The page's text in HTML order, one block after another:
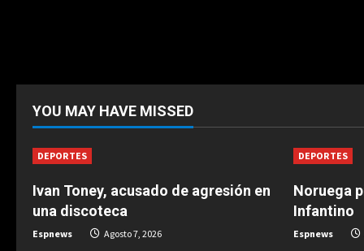
YOU MAY HAVE MISSED
DEPORTES
Ivan Toney, acusado de agresión en
una discoteca
Espnews Agosto 7, 2026
DEPORTES
Noruega
Infantino
Espnews